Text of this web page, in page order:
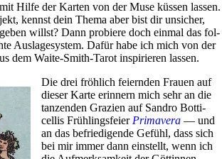
Hilfe der Karten von der Muse küssen lassen.
kennst dein Thema aber bist dir unsi­cher,
willst? Dann pro­biere doch einmal das fol­
Aus­la­ge­sy­stem. Dafür habe ich mich von der
dem Waite-Smith-Tarot inspi­rieren lassen.
Die drei fröh­lich fei­ernden Frauen auf
dieser Karte erin­nern mich sehr an die
tan­zenden Gra­zien auf Sandro Bot­ti­
cellis Früh­lings­feier Pri­ma­vera — und
an das befrie­di­gende Gefühl, dass sich
bei mir immer dann ein­stellt, wenn ich